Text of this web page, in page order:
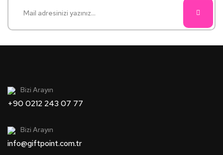
Bizi Arayın
+90 0212 243 07 77
Bizi Arayın
info@giftpoint.com.tr